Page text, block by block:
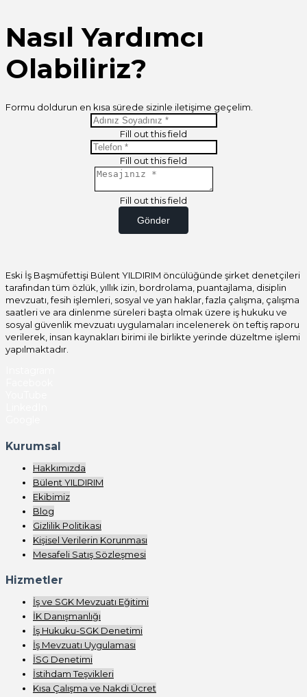
Nasıl Yardımcı
Olabiliriz?
Formu doldurun en kısa sürede sizinle iletişime geçelim.
Fill out this field
Fill out this field
Fill out this field
Gönder
Eski İş Başmüfettişi Bülent YILDIRIM öncülüğünde şirket denetçileri
tarafından tüm özlük, yıllık izin, bordrolama, puantajlama, disiplin
mevzuatı, fesih işlemleri, sosyal ve yan haklar, fazla çalışma, çalışma
saatleri ve ara dinlenme süreleri başta olmak üzere iş hukuku ve
sosyal güvenlik mevzuatı uygulamaları incelenerek ön teftiş raporu
verilerek, insan kaynakları birimi ile birlikte yerinde düzeltme işlemi
yapılmaktadır.
Kurumsal
Hakkımızda
Bülent YILDIRIM
Ekibimiz
Blog
Gizlilik Politikası
Kişisel Verilerin Korunması
Mesafeli Satış Sözleşmesi
Hizmetler
İş ve SGK Mevzuatı Eğitimi
İK Danışmanlığı
İş Hukuku-SGK Denetimi
İş Mevzuatı Uygulaması
İSG Denetimi
İstihdam Teşvikleri
Kısa Çalışma ve Nakdi Ücret